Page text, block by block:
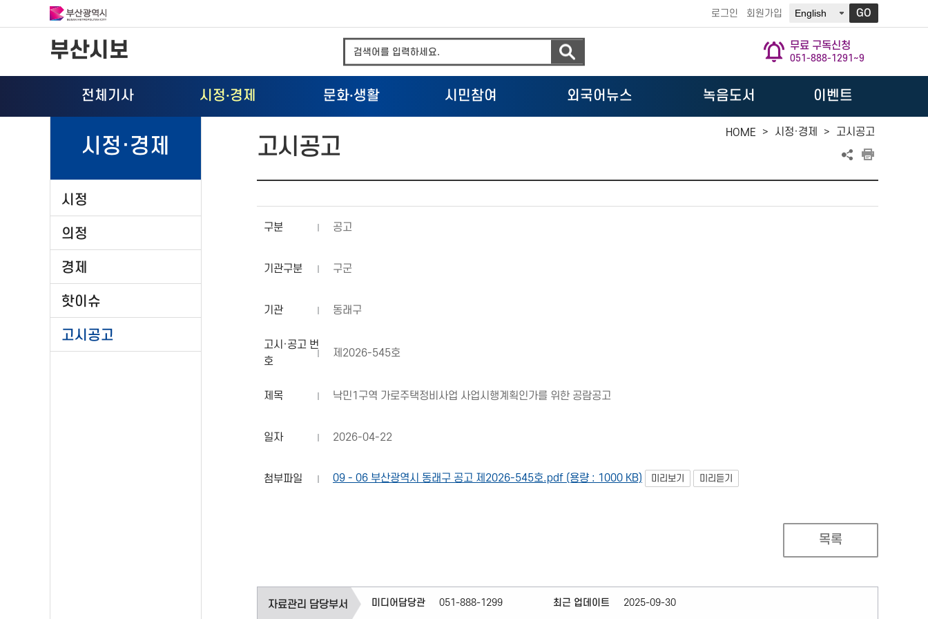
로그인 회원가입 GO
부산시보 무료 구독신청
051-888-1291~9
전체기사 시정·경제 문화·생활 시민참여 외국어뉴스 녹음도서 이벤트
시정·경제
시정
의정
경제
핫이슈
고시공고
HOME > 시정·경제 > 고시공고
고시공고
구분 공고
기관구분 구군
기관 동래구
고시·공고 번
호
제2026-545호
제목 낙민1구역 가로주택정비사업 사업시행계획인가를 위한 공람공고
일자 2026-04-22
첨부파일 09 - 06 부산광역시 동래구 공고 제2026-545호.pdf (용량 : 1000 KB) 미리보기 미리듣기
목록
자료관리 담당부서 미디어담당관 051-888-1299 최근 업데이트 2025-09-30